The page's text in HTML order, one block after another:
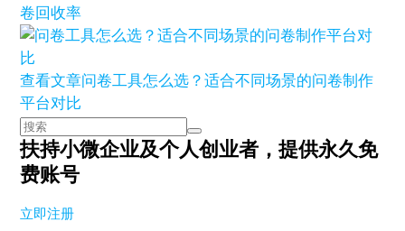
卷回收率
查看文章问卷工具怎么选？适合不同场景的问卷制作
平台对比
扶持小微企业及个人创业者，提供永久免
费账号
立即注册